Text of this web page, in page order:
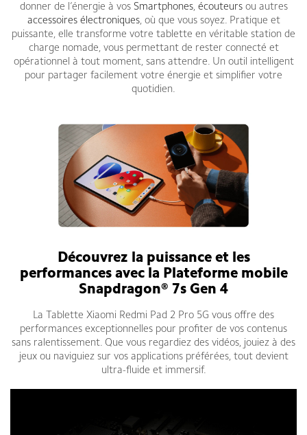
donner de l’énergie à vos Smartphones, écouteursou autres
accessoires électroniques, où que vous soyez. Pratique et
puissante, elle transforme votre tablette en véritable station de
charge nomade, vous permettant de rester connecté et
opérationnel à tout moment, sans attendre. Un outil intelligent
pour partager facilement votre énergie et simplifier votre
quotidien.
Découvrez la puissance et les
performances avec la Plateforme mobile
Snapdragon® 7s Gen 4
La Tablette Xiaomi Redmi Pad 2 Pro 5G vous offre des
performances exceptionnelles pour profiter de vos contenus
sans ralentissement. Que vous regardiez des vidéos, jouiez à des
jeux ou naviguiez sur vos applications préférées, tout devient
ultra-fluide et immersif.